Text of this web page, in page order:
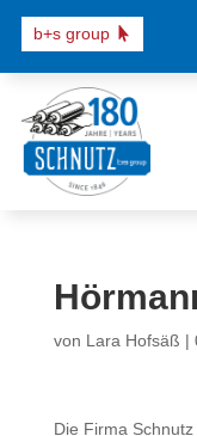
b+s group
von Lara Hofsäß |
Die Firma